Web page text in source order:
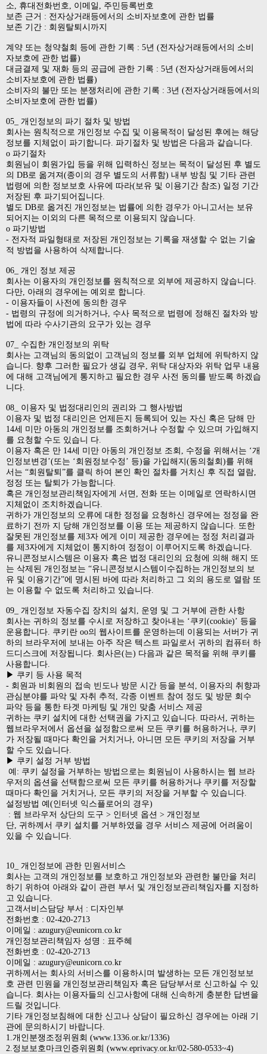
소, 휴대전화번호, 이메일, 주민등록번호
보존 근거 : 전자상거래등에서의 소비자보호에 관한 법률
보존 기간 : 회원탈퇴시까지
계약 또는 청약철회 등에 관한 기록 : 5년 (전자상거래등에서의 소비
자보호에 관한 법률)
대금결제 및 재화 등의 공급에 관한 기록 : 5년 (전자상거래등에서의
소비자보호에 관한 법률)
소비자의 불만 또는 분쟁처리에 관한 기록 : 3년 (전자상거래등에서의
소비자보호에 관한 법률)
05_ 개인정보의 파기 절차 및 방법
회사는 원칙적으로 개인정보 수집 및 이용목적이 달성된 후에는 해당
정보를 지체없이 파기합니다. 파기절차 및 방법은 다음과 같습니다.
ο 파기절차
회원님이 회원가입 등을 위해 입력하신 정보는 목적이 달성된 후 별도
의 DB로 옮겨져(종이의 경우 별도의 서류함) 내부 방침 및 기타 관련
법령에 의한 정보보호 사유에 따라(보유 및 이용기간 참조) 일정 기간
저장된 후 파기되어집니다.
별도 DB로 옮겨진 개인정보는 법률에 의한 경우가 아니고서는 보유
되어지는 이외의 다른 목적으로 이용되지 않습니다.
ο 파기방법
- 전자적 파일형태로 저장된 개인정보는 기록을 재생할 수 없는 기술
적 방법을 사용하여 삭제합니다.
06_ 개인 정보 제공
회사는 이용자의 개인정보를 원칙적으로 외부에 제공하지 않습니다.
다만, 아래의 경우에는 예외로 합니다.
- 이용자들이 사전에 동의한 경우
- 법령의 규정에 의거하거나, 수사 목적으로 법령에 정해진 절차와 방
법에 따라 수사기관의 요구가 있는 경우
07_ 수집한 개인정보의 위탁
회사는 고객님의 동의없이 고객님의 정보를 외부 업체에 위탁하지 않
습니다. 향후 그러한 필요가 생길 경우, 위탁 대상자와 위탁 업무 내용
에 대해 고객님에게 통지하고 필요한 경우 사전 동의를 받도록 하겠습
니다.
08_ 이용자 및 법정대리인의 권리와 그 행사방법
이용자 및 법정 대리인은 언제든지 등록되어 있는 자신 혹은 당해 만
14세 미만 아동의 개인정보를 조회하거나 수정할 수 있으며 가입해지
를 요청할 수도 있습니 다.
이용자 혹은 만 14세 미만 아동의 개인정보 조회, 수정을 위해서는 ‘개
인정보변경’(또는 ‘회원정보수정’ 등)을 가입해지(동의철회)를 위해
서는 “회원탈퇴”를 클릭 하여 본인 확인 절차를 거치신 후 직접 열람,
정정 또는 탈퇴가 가능합니다.
혹은 개인정보관리책임자에게 서면, 전화 또는 이메일로 연락하시면
지체없이 조치하겠습니다.
귀하가 개인정보의 오류에 대한 정정을 요청하신 경우에는 정정을 완
료하기 전까 지 당해 개인정보를 이용 또는 제공하지 않습니다. 또한
잘못된 개인정보를 제3자 에게 이미 제공한 경우에는 정정 처리결과
를 제3자에게 지체없이 통지하여 정정이 이루어지도록 하겠습니다.
유니콘정보시스템은 이용자 혹은 법정 대리인의 요청에 의해 해지 또
는 삭제된 개인정보는 “유니콘정보시스템이수집하는 개인정보의 보
유 및 이용기간”에 명시된 바에 따라 처리하고 그 외의 용도로 열람 또
는 이용할 수 없도록 처리하고 있습니다.
09_ 개인정보 자동수집 장치의 설치, 운영 및 그 거부에 관한 사항
회사는 귀하의 정보를 수시로 저장하고 찾아내는 ‘쿠키(cookie)’ 등을
운용합니다. 쿠키란 oo의 웹사이트를 운영하는데 이용되는 서버가 귀
하의 브라우저에 보내는 아주 작은 텍스트 파일로서 귀하의 컴퓨터 하
드디스크에 저장됩니다. 회사은(는) 다음과 같은 목적을 위해 쿠키를
사용합니다.
▶ 쿠키 등 사용 목적
- 회원과 비회원의 접속 빈도나 방문 시간 등을 분석, 이용자의 취향과
관심분야를 파악 및 자취 추적, 각종 이벤트 참여 정도 및 방문 회수
파악 등을 통한 타겟 마케팅 및 개인 맞춤 서비스 제공
귀하는 쿠키 설치에 대한 선택권을 가지고 있습니다. 따라서, 귀하는
웹브라우저에서 옵션을 설정함으로써 모든 쿠키를 허용하거나, 쿠키
가 저장될 때마다 확인을 거치거나, 아니면 모든 쿠키의 저장을 거부
할 수도 있습니다.
▶ 쿠키 설정 거부 방법
예: 쿠키 설정을 거부하는 방법으로는 회원님이 사용하시는 웹 브라
우저의 옵션을 선택함으로써 모든 쿠키를 허용하거나 쿠키를 저장할
때마다 확인을 거치거나, 모든 쿠키의 저장을 거부할 수 있습니다.
설정방법 예(인터넷 익스플로어의 경우)
: 웹 브라우저 상단의 도구 > 인터넷 옵션 > 개인정보
단, 귀하께서 쿠키 설치를 거부하였을 경우 서비스 제공에 어려움이
있을 수 있습니다.
10_ 개인정보에 관한 민원서비스
회사는 고객의 개인정보를 보호하고 개인정보와 관련한 불만을 처리
하기 위하여 아래와 같이 관련 부서 및 개인정보관리책임자를 지정하
고 있습니다.
고객서비스담당 부서 : 디자인부
전화번호 : 02-420-2713
이메일 : azugury@eunicorn.co.kr
개인정보관리책임자 성명 : 표주혜
전화번호 : 02-420-2713
이메일 : azugury@eunicorn.co.kr
귀하께서는 회사의 서비스를 이용하시며 발생하는 모든 개인정보보
호 관련 민원을 개인정보관리책임자 혹은 담당부서로 신고하실 수 있
습니다. 회사는 이용자들의 신고사항에 대해 신속하게 충분한 답변을
드릴 것입니다.
기타 개인정보침해에 대한 신고나 상담이 필요하신 경우에는 아래 기
관에 문의하시기 바랍니다.
1.개인분쟁조정위원회 (www.1336.or.kr/1336)
2.정보보호마크인증위원회 (www.eprivacy.or.kr/02-580-0533~4)